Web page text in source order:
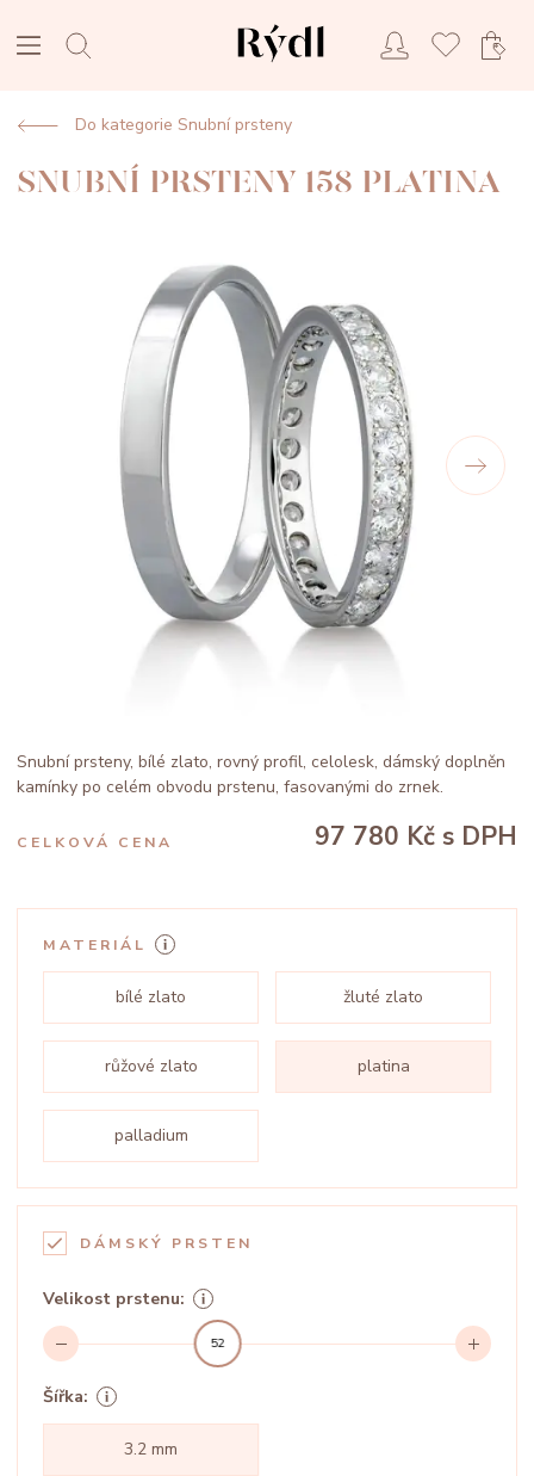
Do kategorie Snubní prsteny
SNUBNÍ PRSTENY 158 PLATINA
Snubní prsteny, bílé zlato, rovný profil, celolesk, dámský doplněn
kamínky po celém obvodu prstenu, fasovanými do zrnek.
CELKOVÁ CENA 97 780 Kč s DPH
MATERIÁL
bílé zlato žluté zlato
růžové zlato platina
palladium
DÁMSKÝ PRSTEN
Velikost prstenu:
52
Šířka:
3.2 mm